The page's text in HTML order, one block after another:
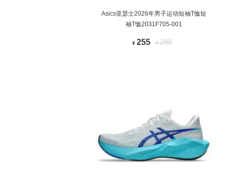
Asics亚瑟士2026年男子运动短袖T恤短
袖T恤2031F705-001
¥ 255 ¥290